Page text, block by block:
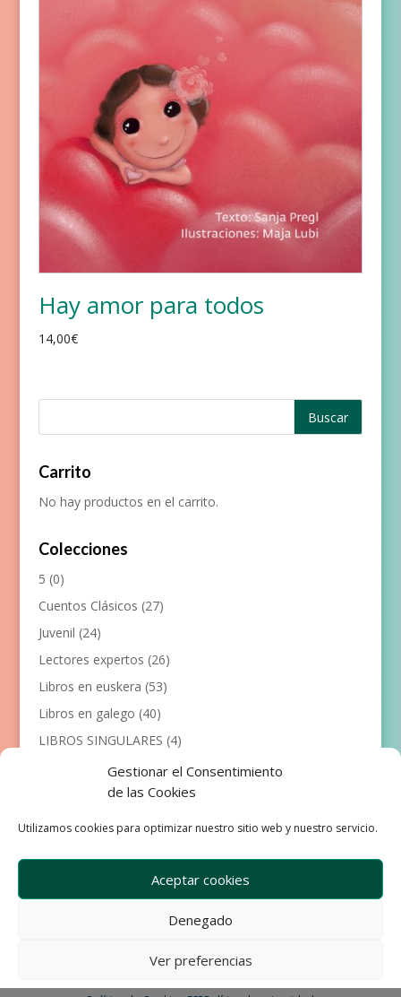
Gestionar el Consentimiento
de las Cookies
Utilizamos cookies para optimizar nuestro sitio web y nuestro servicio.
Aceptar cookies
Denegado
Ver preferencias
Hay amor para todos
14,00€
Carrito
No hay productos en el carrito.
Colecciones
5 (0)
Cuentos Clásicos (27)
Juvenil (24)
Lectores expertos (26)
Libros en euskera (53)
Libros en galego (40)
LIBROS SINGULARES (4)
Llibres en català (117)
Manualidades (53)
Primeros lectores
(101)
Aviso Legal
Condiciones de Venta